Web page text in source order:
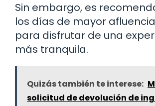
Sin embargo, es
los días de mayor
para disfrutar de una
más tranquila.
Quizás también te interese:
solicitud de devolución de